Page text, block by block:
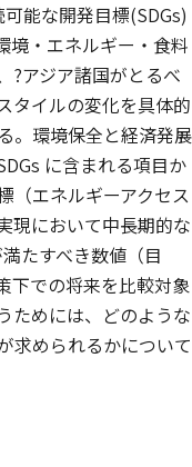
能な開発目標(SDGs)
境・エネルギー・食料
?アジア諸国がとるべ
タイルの変化を具体的
。環境保全と経済発展
に含まれる項目か
（エネルギーアクセス
現において中長期的な
たすべき数値（目
下での将来を比較対象
ためには、どのような
求められるかについて